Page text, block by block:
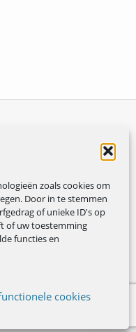
zoals cookies om
Door in te stemmen
of unieke ID's op
of uw toestemming
functies en
cookies